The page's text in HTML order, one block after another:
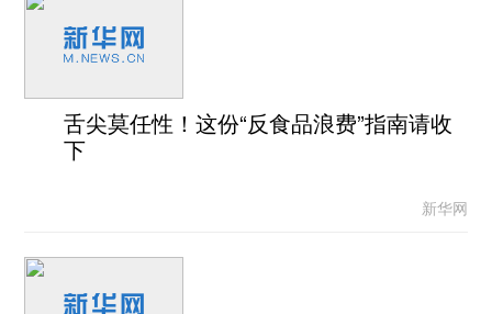
舌尖莫任性！这份“反食品浪费”指南请收
下
新华网